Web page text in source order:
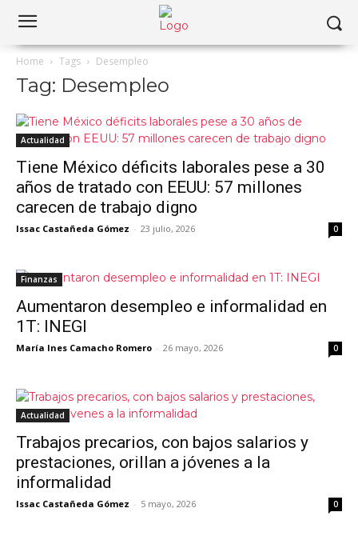
Home Tags Desempleo
Tag: Desempleo
Actualidad
Tiene México déficits laborales pese a 30
años de tratado con EEUU: 57 millones
carecen de trabajo digno
Issac Castañeda Gómez - 23 julio, 2026 0
Finanzas
Aumentaron desempleo e informalidad en
1T: INEGI
María Ines Camacho Romero - 26 mayo, 2026 0
Actualidad
Trabajos precarios, con bajos salarios y
prestaciones, orillan a jóvenes a la
informalidad
Issac Castañeda Gómez - 5 mayo, 2026 0